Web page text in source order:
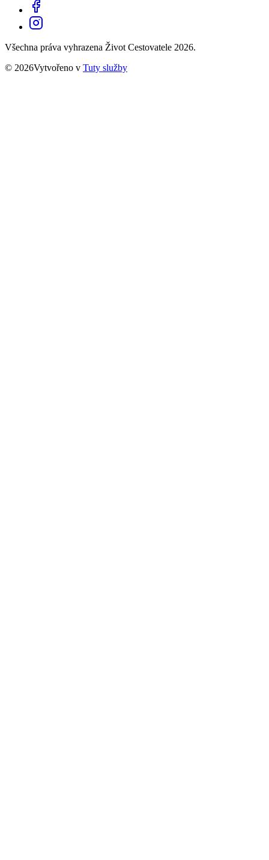
Všechna práva vyhrazena Život Cestovatele 2026.
© 2026Vytvořeno v Tuty služby